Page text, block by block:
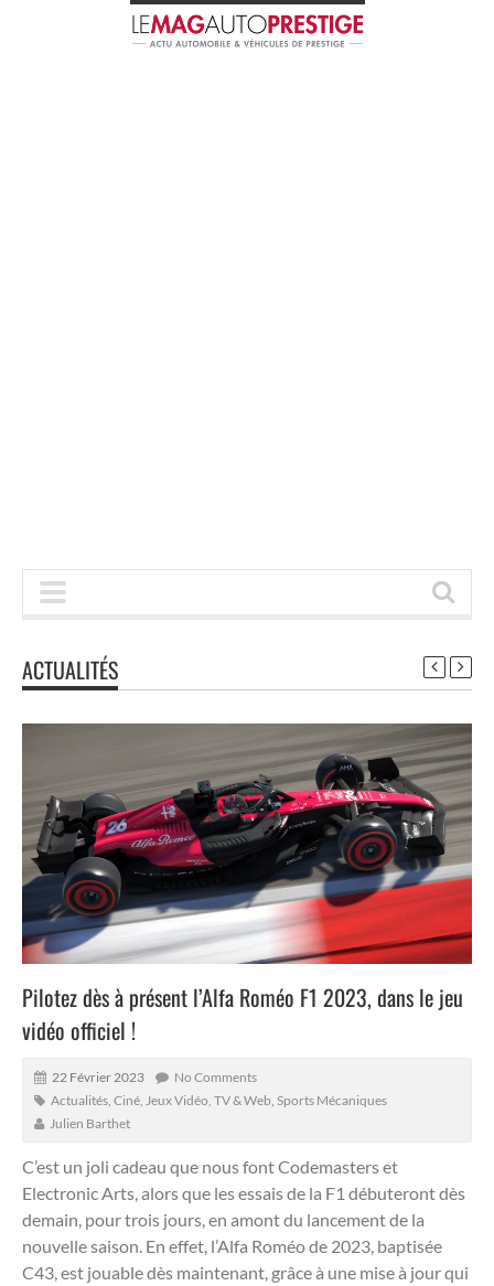
ACTUALITÉS
Pilotez dès à présent l’Alfa Roméo F1 2023, dans le jeu
vidéo officiel !
22 Février 2023
No Comments
Actualités Ciné, Jeux Vidéo, TV & Web Sports Mécaniques
Julien Barthet
C’est un joli cadeau que nous font Codemasters et
Electronic Arts, alors que les essais de la F1 débuteront dès
demain, pour trois jours, en amont du lancement de la
nouvelle saison. En effet, l’Alfa Roméo de 2023, baptisée
C43, est jouable dès maintenant, grâce à une mise à jour qui